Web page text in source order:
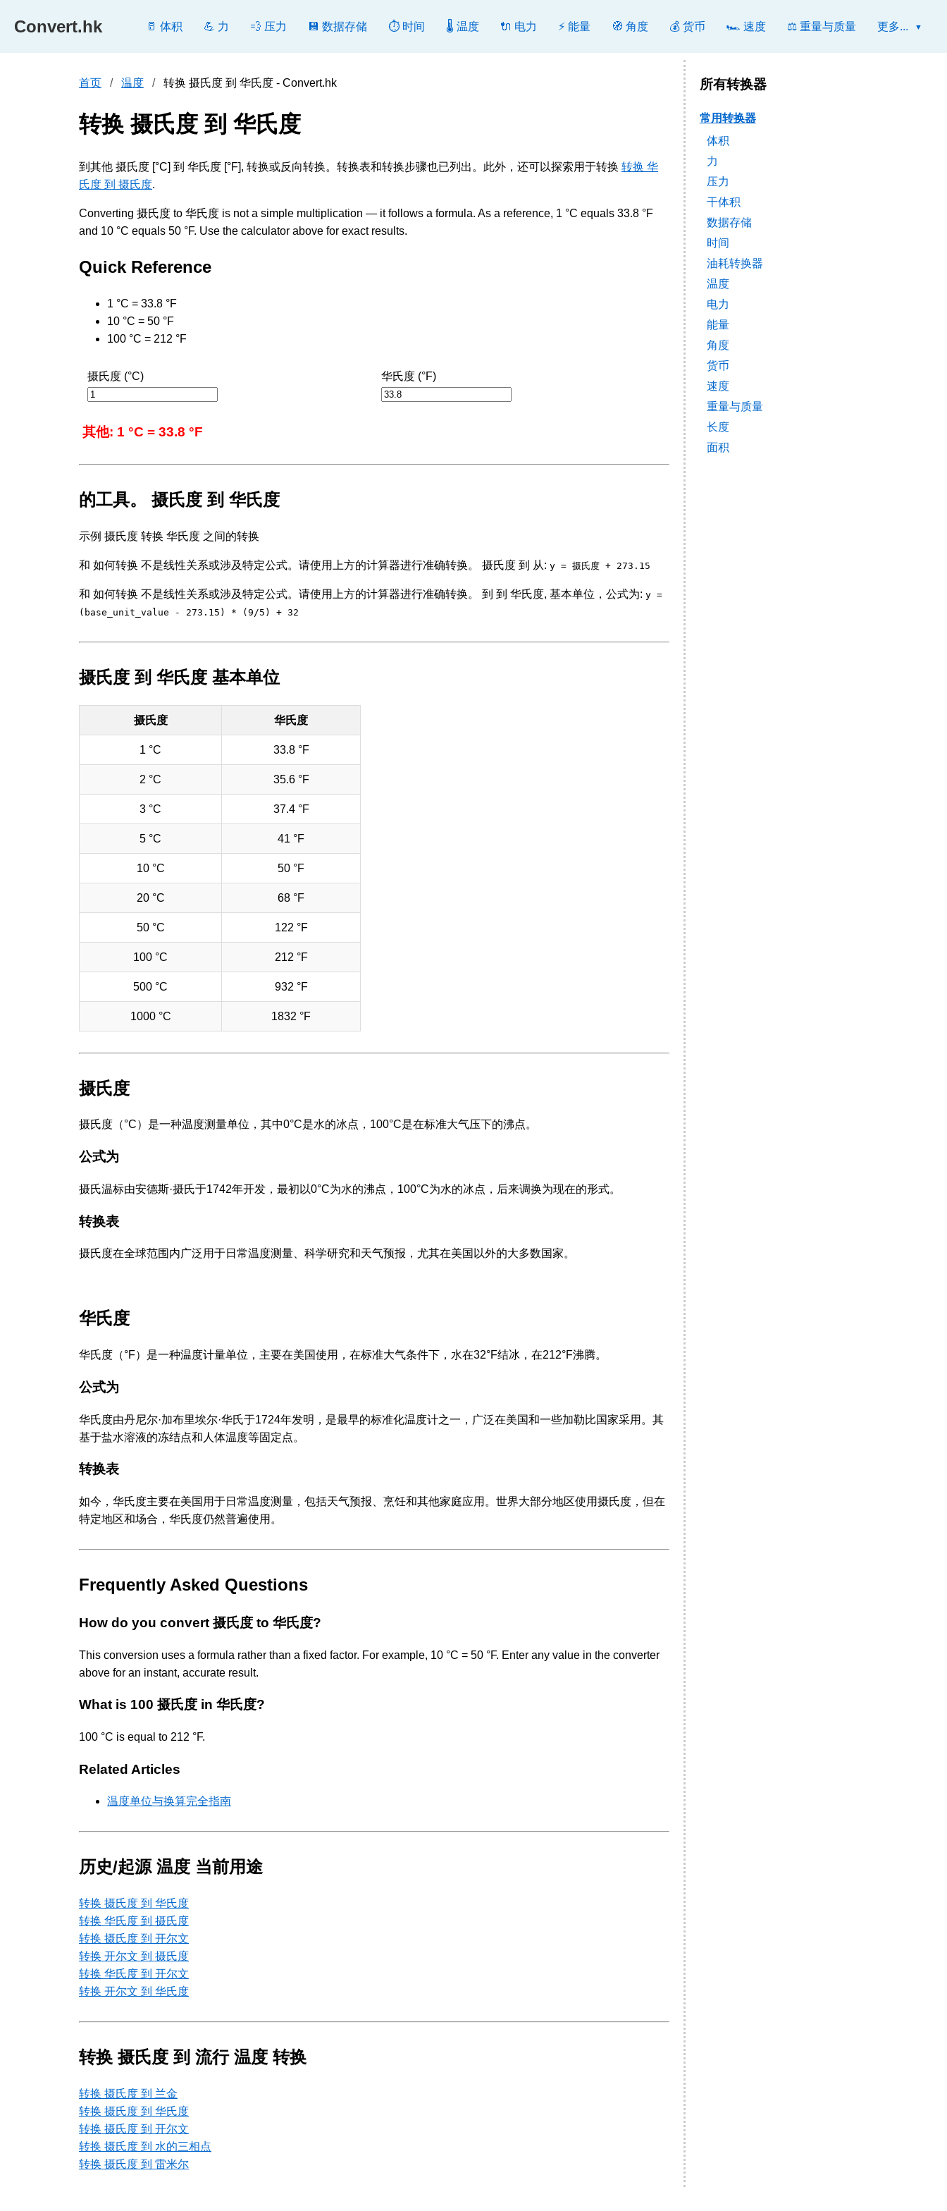
Convert.hk 🥛 体积 💪 力 💨 压力 💾 数据存储 ⏱️ 时间 🌡️ 温度 🔌 电力 ⚡ 能量 🧭 角度 💰 货币 🏎️ 速度 ⚖️ 重量与质量 更多...
首页 温度 转换 摄氏度 到 华氏度 - Convert.hk
转换 摄氏度 到 华氏度
到其他 摄氏度 [°C] 到 华氏度 [°F], 转换或反向转换。转换表和转换步骤也已列出。此外，还可以探索用于转换 转换 华
氏度 到 摄氏度.
Converting 摄氏度 to 华氏度 is not a simple multiplication — it follows a formula. As a reference, 1 °C equals 33.8 °F
and 10 °C equals 50 °F. Use the calculator above for exact results.
Quick Reference
1 °C = 33.8 °F
10 °C = 50 °F
100 °C = 212 °F
摄氏度 (°C) 华氏度 (°F)
其他: 1 °C = 33.8 °F
的工具。 摄氏度 到 华氏度
示例 摄氏度 转换 华氏度 之间的转换
和 如何转换 不是线性关系或涉及特定公式。请使用上方的计算器进行准确转换。 摄氏度 到 从: y = 摄氏度 + 273.15
和 如何转换 不是线性关系或涉及特定公式。请使用上方的计算器进行准确转换。 到 到 华氏度, 基本单位，公式为: y =
(base_unit_value - 273.15) * (9/5) + 32
摄氏度 到 华氏度 基本单位
摄氏度 华氏度
1 °C 33.8 °F
2 °C 35.6 °F
3 °C 37.4 °F
5 °C 41 °F
10 °C 50 °F
20 °C 68 °F
50 °C 122 °F
100 °C 212 °F
500 °C 932 °F
1000 °C 1832 °F
摄氏度
摄氏度（°C）是一种温度测量单位，其中0°C是水的冰点，100°C是在标准大气压下的沸点。
公式为
摄氏温标由安德斯·摄氏于1742年开发，最初以0°C为水的沸点，100°C为水的冰点，后来调换为现在的形式。
转换表
摄氏度在全球范围内广泛用于日常温度测量、科学研究和天气预报，尤其在美国以外的大多数国家。
华氏度
华氏度（°F）是一种温度计量单位，主要在美国使用，在标准大气条件下，水在32°F结冰，在212°F沸腾。
公式为
华氏度由丹尼尔·加布里埃尔·华氏于1724年发明，是最早的标准化温度计之一，广泛在美国和一些加勒比国家采用。其
基于盐水溶液的冻结点和人体温度等固定点。
转换表
如今，华氏度主要在美国用于日常温度测量，包括天气预报、烹饪和其他家庭应用。世界大部分地区使用摄氏度，但在
特定地区和场合，华氏度仍然普遍使用。
Frequently Asked Questions
How do you convert 摄氏度 to 华氏度?
This conversion uses a formula rather than a fixed factor. For example, 10 °C = 50 °F. Enter any value in the converter
above for an instant, accurate result.
What is 100 摄氏度 in 华氏度?
100 °C is equal to 212 °F.
Related Articles
温度单位与换算完全指南
历史/起源 温度 当前用途
转换 摄氏度 到 华氏度
转换 华氏度 到 摄氏度
转换 摄氏度 到 开尔文
转换 开尔文 到 摄氏度
转换 华氏度 到 开尔文
转换 开尔文 到 华氏度
转换 摄氏度 到 流行 温度 转换
转换 摄氏度 到 兰金
转换 摄氏度 到 华氏度
转换 摄氏度 到 开尔文
转换 摄氏度 到 水的三相点
转换 摄氏度 到 雷米尔
所有转换器
常用转换器
体积
力
压力
干体积
数据存储
时间
油耗转换器
温度
电力
能量
角度
货币
速度
重量与质量
长度
面积